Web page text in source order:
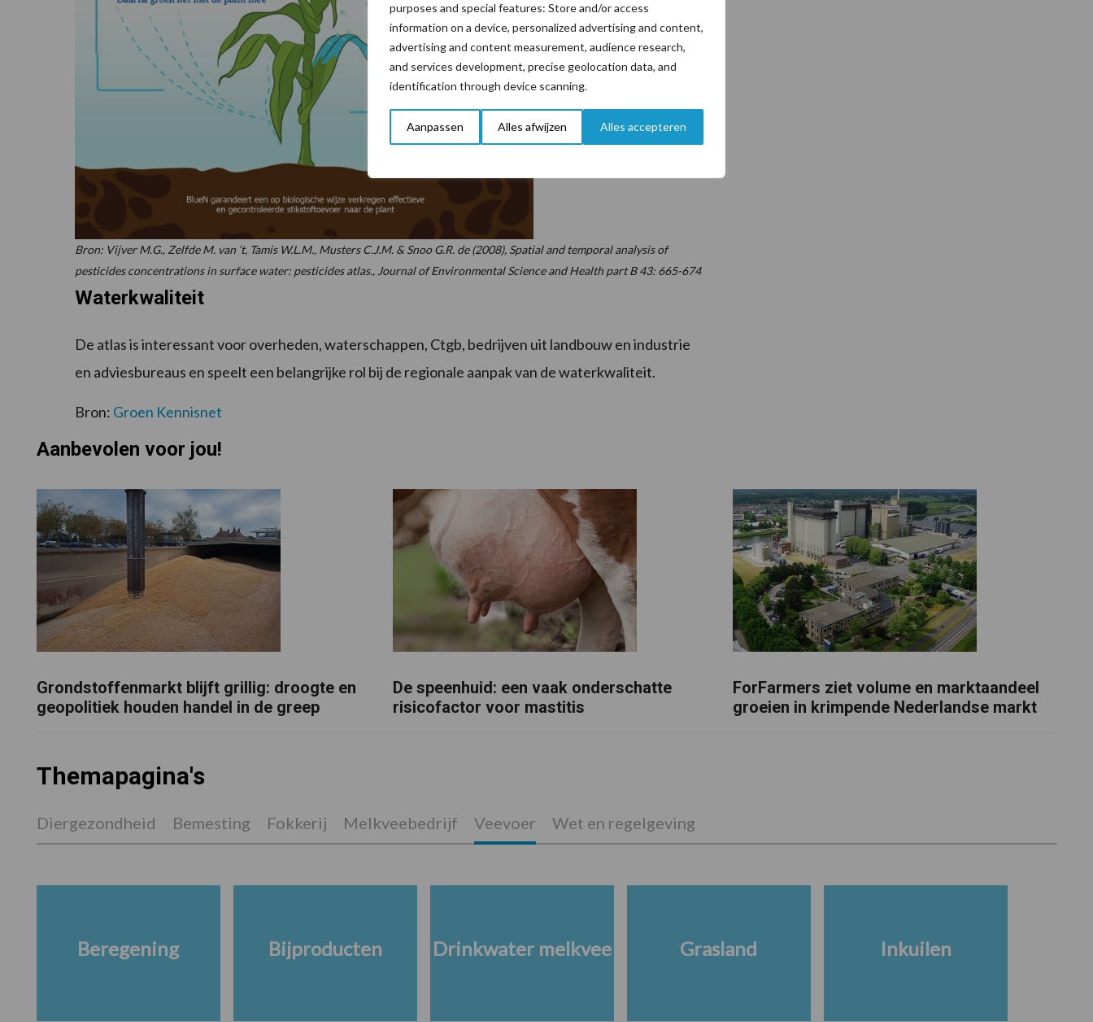
purposes and special features: Store and/or access
information on a device, personalized advertising and content,
advertising and content measurement, audience research,
and services development, precise geolocation data, and
identification through device scanning.
Aanpassen Alles afwijzen Alles accepteren
Bron: Vijver M.G., Zelfde M. van ‘t, Tamis W.L.M., Musters C.J.M. & Snoo G.R. de (2008), Spatial and temporal analysis of
pesticides concentrations in surface water: pesticides atlas., Journal of Environmental Science and Health part B 43: 665-674
Waterkwaliteit
De atlas is interessant voor overheden, waterschappen, Ctgb, bedrijven uit landbouw en industrie
en adviesbureaus en speelt een belangrijke rol bij de regionale aanpak van de waterkwaliteit.
Bron: Groen Kennisnet
Aanbevolen voor jou!
Grondstoffenmarkt blijft grillig: droogte en
geopolitiek houden handel in de greep
De speenhuid: een vaak onderschatte
risicofactor voor mastitis
ForFarmers ziet volume en marktaandeel
groeien in krimpende Nederlandse markt
Themapagina's
Diergezondheid Bemesting Fokkerij Melkveebedrijf Veevoer Wet en regelgeving
Beregening Bijproducten Drinkwater melkvee Grasland Inkuilen